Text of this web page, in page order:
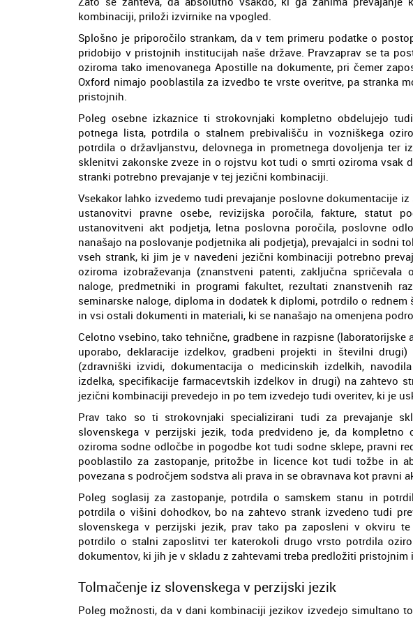
kombinaciji, priloži izvirnike na vpogled.
Splošno je priporočilo strankam, da v tem primeru podatke o
pridobijo v pristojnih institucijah naše države. Pravzaprav se ta
oziroma tako imenovanega Apostille na dokumente, pri čemer
Oxford nimajo pooblastila za izvedbo te vrste overitve, pa stranka
pristojnih.
Poleg osebne izkaznice ti strokovnjaki kompletno obdelujejo
potnega lista, potrdila o stalnem prebivališču in vozniškega
potrdila o državljanstvu, delovnega in prometnega dovoljenja ter
sklenitvi zakonske zveze in o rojstvu kot tudi o smrti oziroma vsak
stranki potrebno prevajanje v tej jezični kombinaciji.
Vsekakor lahko izvedemo tudi prevajanje poslovne dokumentacije
ustanovitvi pravne osebe, revizijska poročila, fakture, statut
ustanovitveni akt podjetja, letna poslovna poročila, poslovne
nanašajo na poslovanje podjetnika ali podjetja), prevajalci in sodni
vseh strank, ki jim je v navedeni jezični kombinaciji potrebno
oziroma izobraževanja (znanstveni patenti, zaključna
naloge, predmetniki in programi fakultet, rezultati znanstvenih
seminarske naloge, diploma in dodatek k diplomi, potrdilo o rednem
in vsi ostali dokumenti in materiali, ki se nanašajo na omenjena
Celotno vsebino, tako tehnične, gradbene in razpisne (laboratorijske
uporabo, deklaracije izdelkov, gradbeni projekti in številni
(zdravniški izvidi, dokumentacija o medicinskih izdelkih,
izdelka, specifikacije farmacevtskih izdelkov in drugi) na zahtevo
jezični kombinaciji prevedejo in po tem izvedejo tudi overitev, ki je
Prav tako so ti strokovnjaki specializirani tudi za prevajanje
slovenskega v perzijski jezik, toda predvideno je, da
oziroma sodne odločbe in pogodbe kot tudi sodne sklepe, pravni
pooblastilo za zastopanje, pritožbe in licence kot tudi tožbe in
povezana s področjem sodstva ali prava in se obravnava kot pravni
Poleg soglasij za zastopanje, potrdila o samskem stanu in
potrdila o višini dohodkov, bo na zahtevo strank izvedeno tudi
slovenskega v perzijski jezik, prav tako pa zaposleni v okviru
potrdilo o stalni zaposlitvi ter katerokoli drugo vrsto potrdila
dokumentov, ki jih je v skladu z zahtevami treba predložiti pristojnim
Tolmačenje iz slovenskega v perzijski jezik
Poleg možnosti, da v dani kombinaciji jezikov izvedejo simultano